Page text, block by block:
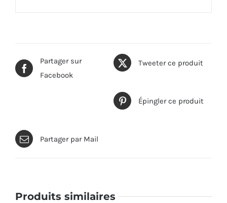
Partager sur
Facebook
Tweeter ce produit
Épingler ce produit
Partager par Mail
Produits similaires